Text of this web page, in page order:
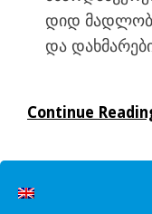
დიდ
და
Continue